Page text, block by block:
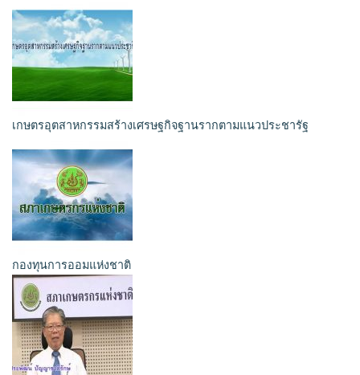
เกษตรอุตสาหกรรมสร้างเศรษฐกิจฐานรากตามแนวประชารัฐ
กองทุนการออมแห่งชาติ